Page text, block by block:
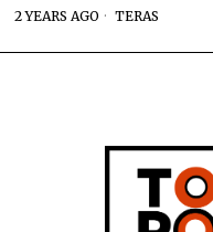
2 YEARS AGO TERAS